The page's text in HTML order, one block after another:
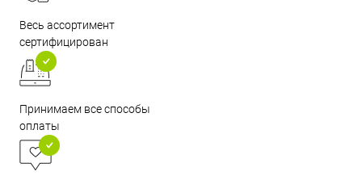
Весь ассортимент
сертифицирован
Принимаем все способы
оплаты